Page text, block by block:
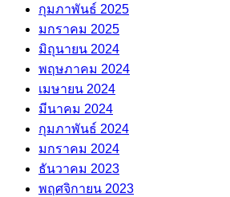
กุมภาพันธ์ 2025
มกราคม 2025
มิถุนายน 2024
พฤษภาคม 2024
เมษายน 2024
มีนาคม 2024
กุมภาพันธ์ 2024
มกราคม 2024
ธันวาคม 2023
พฤศจิกายน 2023